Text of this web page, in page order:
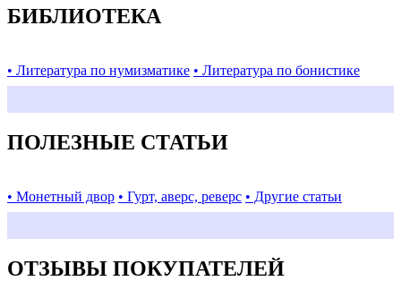
БИБЛИОТЕКА
• Литература по нумизматике • Литература по бонистике
ПОЛЕЗНЫЕ СТАТЬИ
• Монетный двор • Гурт, аверс, реверс • Другие статьи
ОТЗЫВЫ ПОКУПАТЕЛЕЙ